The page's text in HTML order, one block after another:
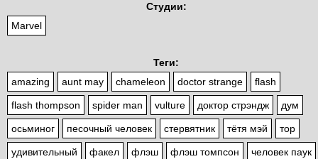
Студии:
Marvel
Теги:
amazing
aunt may chameleon doctor strange flash
flash thompson spider man vulture доктор стрэндж дум
осьминог песочный человек стервятник тётя мэй тор
удивительный факел флэш флэш томпсон человек паук